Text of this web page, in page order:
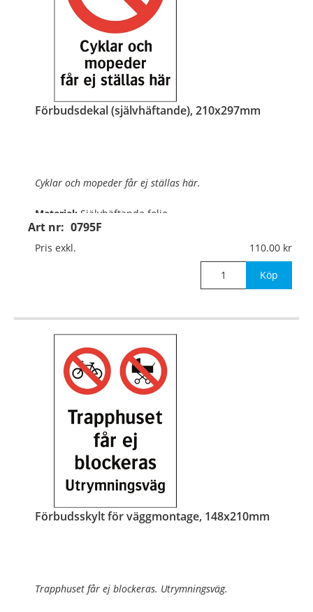
Förbudsdekal (självhäftande), 210x297mm
Art nr: 0795F
Cyklar och mopeder får ej ställas här.
Material: Självhäftande folie
Mått:210x297mm
Pris exkl. 110.00
Köp
Förbudsskylt för väggmontage, 148x210mm
Trapphuset får ej blockeras. Utrymningsväg.